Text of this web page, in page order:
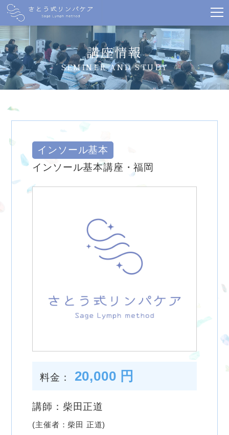
講座情報
SEMINER AND STUDY
インソール基本
インソール基本講座・福岡
料金： 20,000 円
講師：柴田正道
(主催者：柴田 正道)